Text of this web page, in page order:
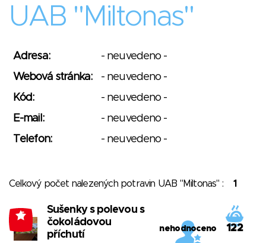
UAB "Miltonas"
Adresa:
- neuvedeno -
Webová stránka:
- neuvedeno -
Kód:
- neuvedeno -
E-mail:
- neuvedeno -
Telefon:
- neuvedeno -
Celkový počet nalezených potravin UAB "Miltonas" : 1
-5
Sušenky s polevou s
čokoládovou
příchutí
nehodnoceno 122